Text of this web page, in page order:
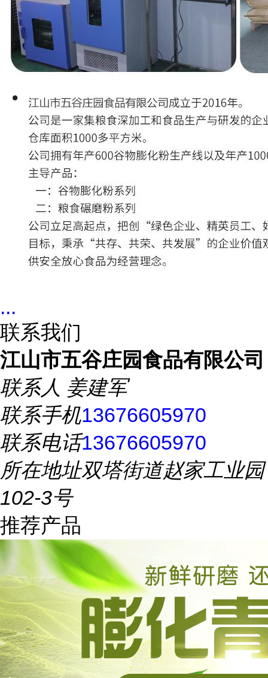
...
联系我们
江山市五谷庄园食品有限公司
联系人 姜建军
联系手机13676605970
联系电话13676605970
所在地址双塔街道赵家工业园
102-3号
推荐产品